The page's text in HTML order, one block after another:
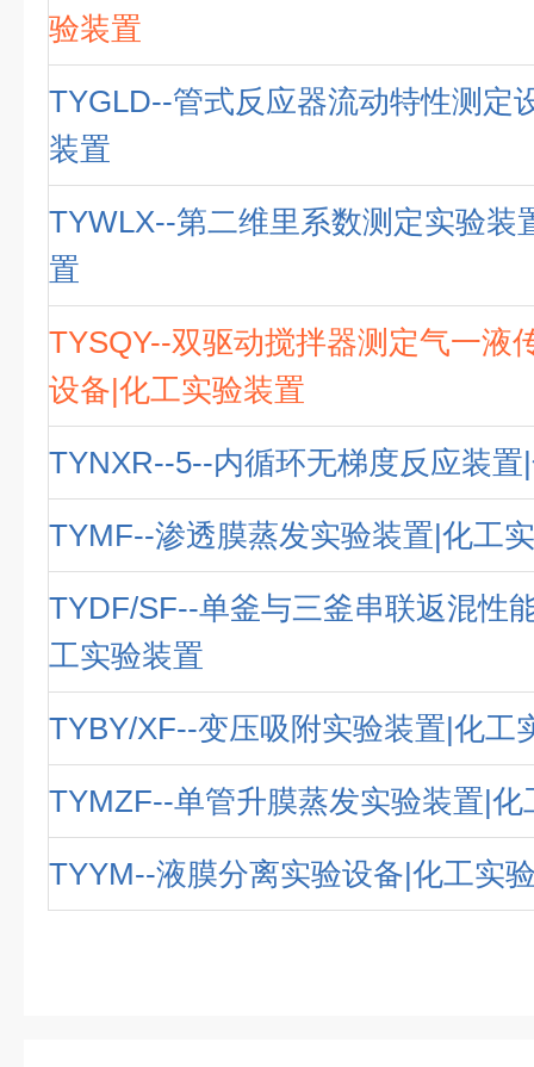
验装置
TYGLD--管式反应器流动特性测定
装置
TYWLX--第二维里系数测定实验装
置
TYSQY--双驱动搅拌器测定气一液
设备|化工实验装置
TYNXR--5--内循环无梯度反应装
TYMF--渗透膜蒸发实验装置|化工
TYDF/SF--单釜与三釜串联返混性
工实验装置
TYBY/XF--变压吸附实验装置|化工
TYMZF--单管升膜蒸发实验装置|化
TYYM--液膜分离实验设备|化工实